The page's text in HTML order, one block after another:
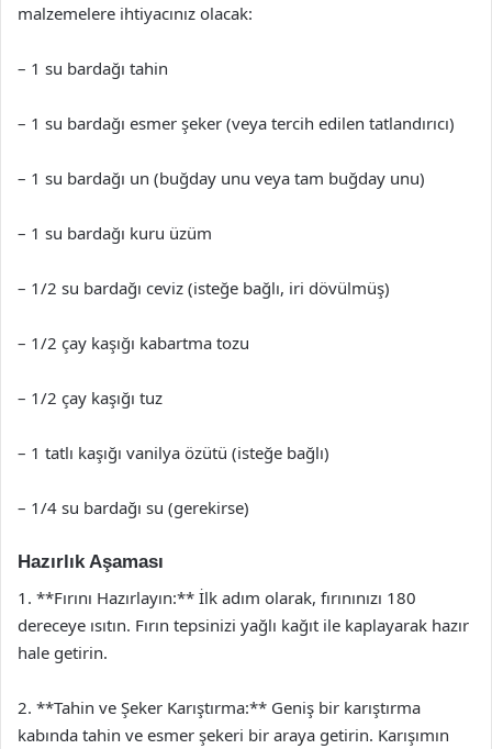
malzemelere ihtiyacınız olacak:
– 1 su bardağı tahin
– 1 su bardağı esmer şeker (veya tercih edilen tatlandırıcı)
– 1 su bardağı un (buğday unu veya tam buğday unu)
– 1 su bardağı kuru üzüm
– 1/2 su bardağı ceviz (isteğe bağlı, iri dövülmüş)
– 1/2 çay kaşığı kabartma tozu
– 1/2 çay kaşığı tuz
– 1 tatlı kaşığı vanilya özütü (isteğe bağlı)
– 1/4 su bardağı su (gerekirse)
Hazırlık Aşaması
1. **Fırını Hazırlayın:** İlk adım olarak, fırınınızı 180
dereceye ısıtın. Fırın tepsinizi yağlı kağıt ile kaplayarak hazır
hale getirin.
2. **Tahin ve Şeker Karıştırma:** Geniş bir karıştırma
kabında tahin ve esmer şekeri bir araya getirin. Karışımın